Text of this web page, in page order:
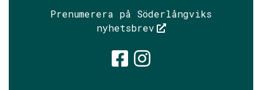
Prenumerera på Söderlångviks
nyhetsbrev